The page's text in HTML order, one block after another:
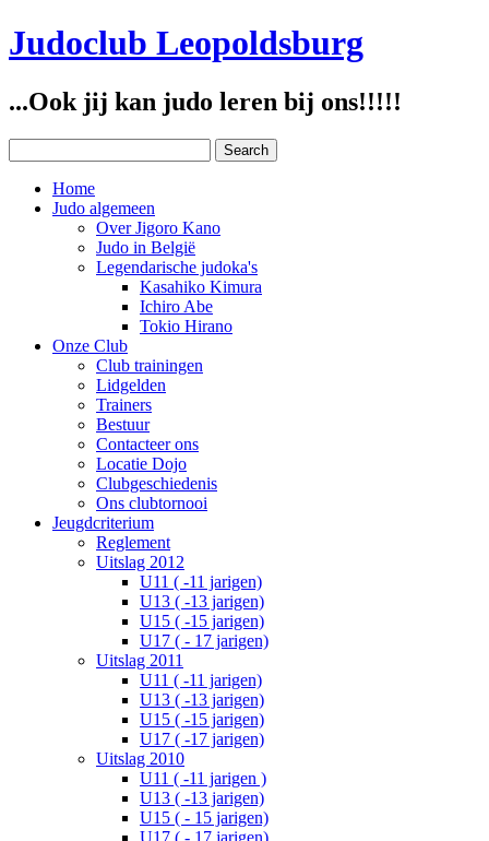
Judoclub Leopoldsburg
...Ook jij kan judo leren bij ons!!!!!
Home
Judo algemeen
Over Jigoro Kano
Judo in België
Legendarische judoka's
Kasahiko Kimura
Ichiro Abe
Tokio Hirano
Onze Club
Club trainingen
Lidgelden
Trainers
Bestuur
Contacteer ons
Locatie Dojo
Clubgeschiedenis
Ons clubtornooi
Jeugdcriterium
Reglement
Uitslag 2012
U11 ( -11 jarigen)
U13 ( -13 jarigen)
U15 ( -15 jarigen)
U17 ( - 17 jarigen)
Uitslag 2011
U11 ( -11 jarigen)
U13 ( -13 jarigen)
U15 ( -15 jarigen)
U17 ( -17 jarigen)
Uitslag 2010
U11 ( -11 jarigen )
U13 ( -13 jarigen)
U15 ( - 15 jarigen)
U17 ( - 17 jarigen)